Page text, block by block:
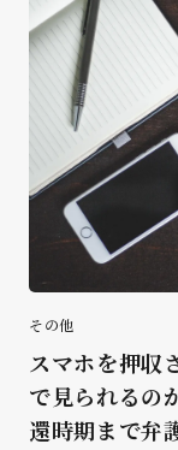
その他
スマホを押収
で見られるの
還時期まで弁